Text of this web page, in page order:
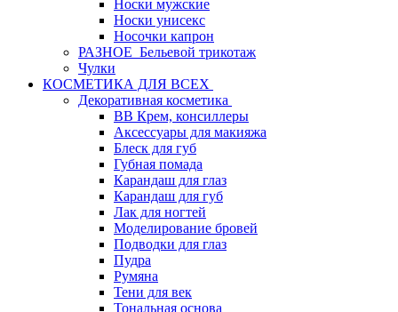
Носки мужские
Носки унисекс
Носочки капрон
РАЗНОЕ_Бельевой трикотаж
Чулки
КОСМЕТИКА ДЛЯ ВСЕХ
Декоративная косметика
BB Крем, консиллеры
Аксессуары для макияжа
Блеск для губ
Губная помада
Карандаш для глаз
Карандаш для губ
Лак для ногтей
Моделирование бровей
Подводки для глаз
Пудра
Румяна
Тени для век
Тональная основа